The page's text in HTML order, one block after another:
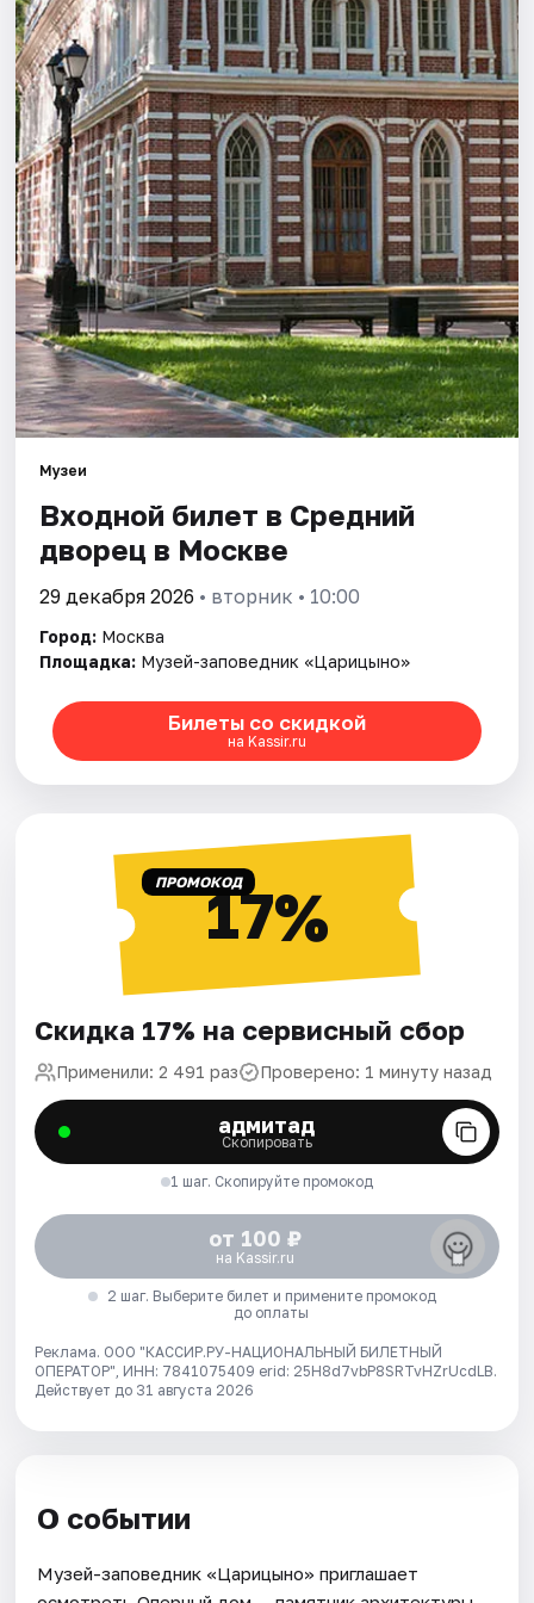
Города
Площадки
Артисты
Рейтинги
Музеи
Входной билет в Средний
дворец в Москве
29 декабря 2026 • вторник • 10:00
Город: Москва
Площадка: Музей-заповедник «Царицыно»
Билеты со скидкой
на Kassir.ru
ПРОМОКОД17%
Скидка 17% на сервисный сбор
Применили: 2 491 раз Проверено: 1 минуту назад
адмитад
Скопировать
1 шаг. Скопируйте промокод
от 100 ₽
на Kassir.ru
2 шаг. Выберите билет и примените промокод
до оплаты
Реклама. ООО "КАССИР.РУ-НАЦИОНАЛЬНЫЙ БИЛЕТНЫЙ
ОПЕРАТОР", ИНН: 7841075409 erid: 25H8d7vbP8SRTvHZrUcdLB.
Действует до 31 августа 2026
О событии
Музей-заповедник «Царицыно» приглашает